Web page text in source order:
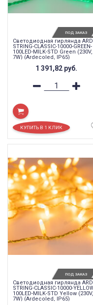
Светодиодная гирлянда
STRING-CLASSIC-10000-GREEN-
100LED-MILK-STD Green (230V,
7W) (Ardecoled, IP65)
1 391,82 руб.
ПОД ЗАКАЗ
Светодиодная гирлянда
STRING-CLASSIC-10000-
100LED-MILK-STD Yellow (230V,
7W) (Ardecoled, IP65)
ПОД ЗАКАЗ